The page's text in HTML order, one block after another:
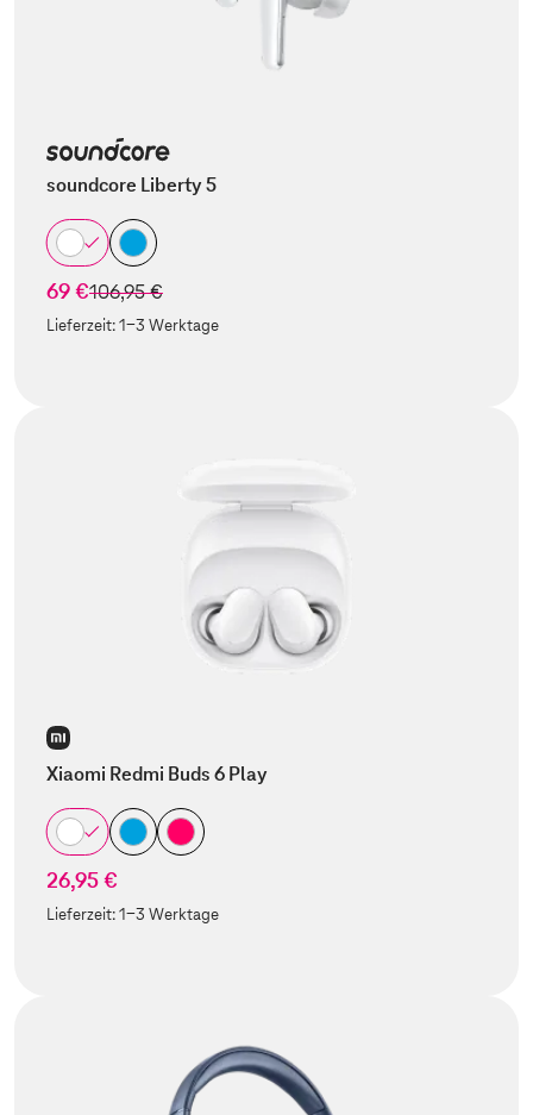
soundcore Liberty 5
69 €statt
106,95 €
Lieferzeit:1-3 Werktage
Xiaomi Redmi Buds 6 Play
26,95 €
Lieferzeit:1-3 Werktage